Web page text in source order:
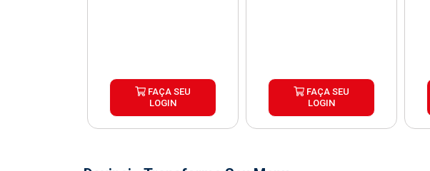
FAÇA SEU
LOGIN
FAÇA SEU
LOGIN